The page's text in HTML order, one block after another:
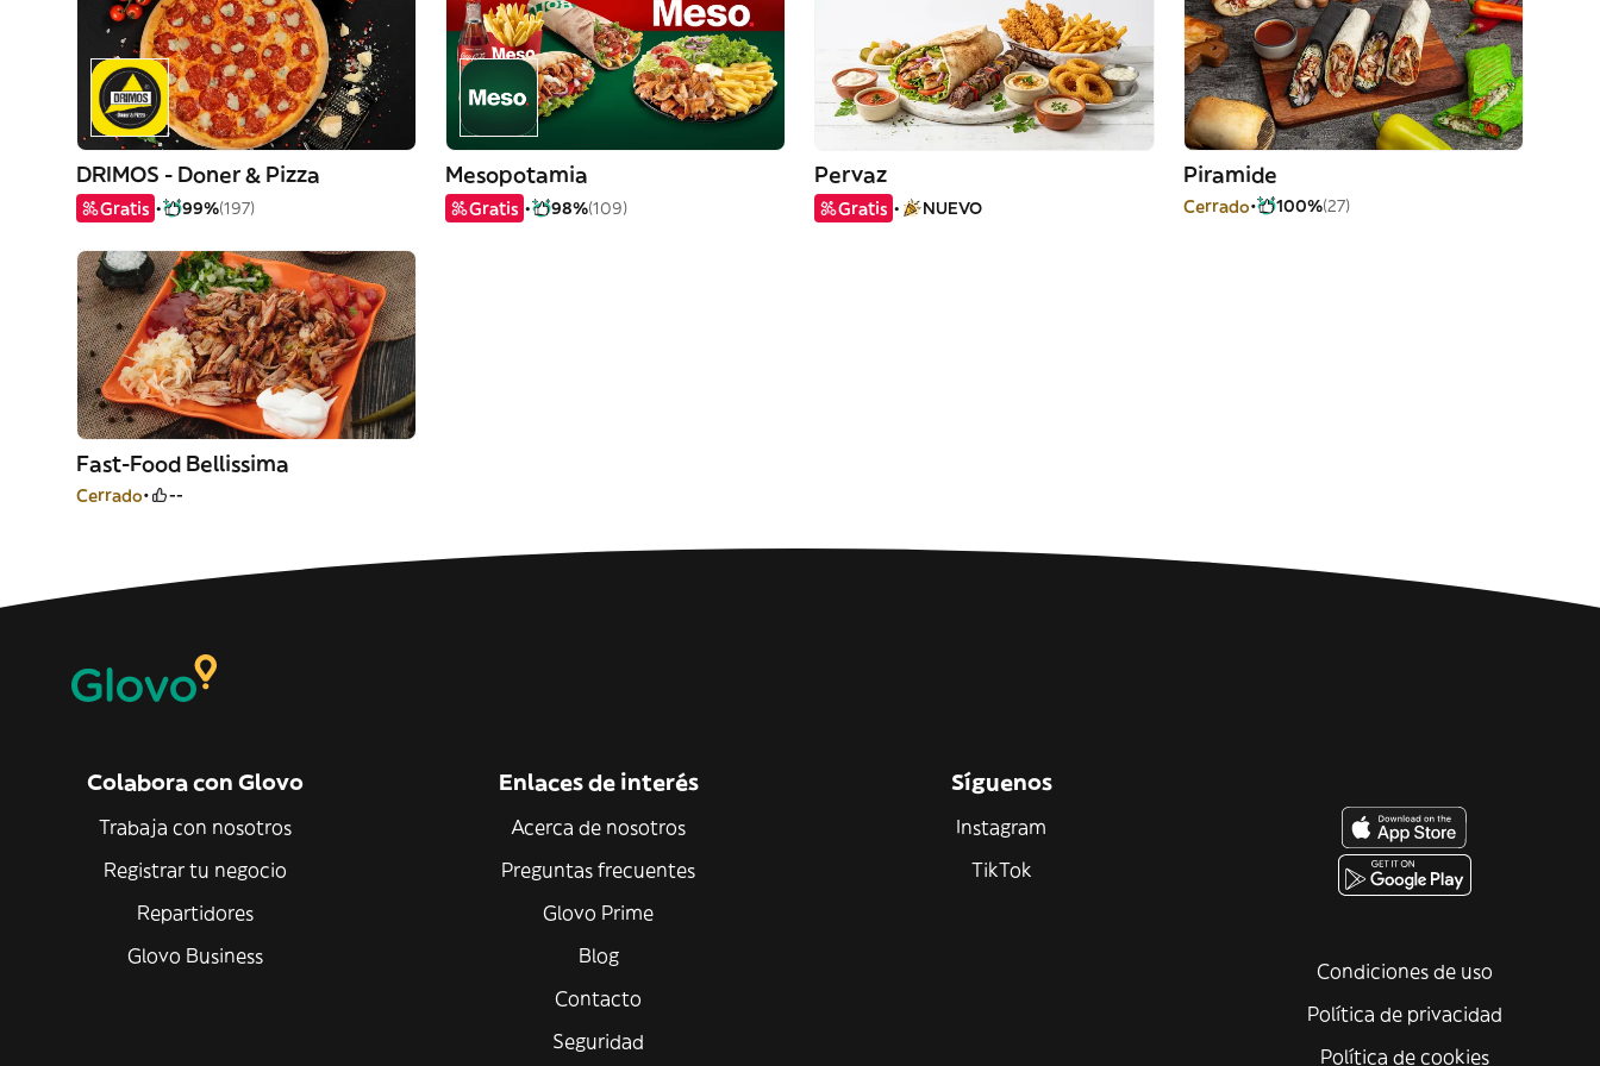
DRIMOS - Doner & Pizza
Gratis 99%(197)
Mesopotamia
Gratis 98%(109)
Pervaz
Gratis NUEVO
Piramide
Cerrado 100%(27)
Fast-Food Bellissima
Cerrado --
Colabora con Glovo
Trabaja con nosotros
Registrar tu negocio
Repartidores
Glovo Business
Enlaces de interés
Acerca de nosotros
Preguntas frecuentes
Glovo Prime
Blog
Contacto
Seguridad
Síguenos
Instagram
TikTok
Condiciones de uso
Política de privacidad
Política de cookies